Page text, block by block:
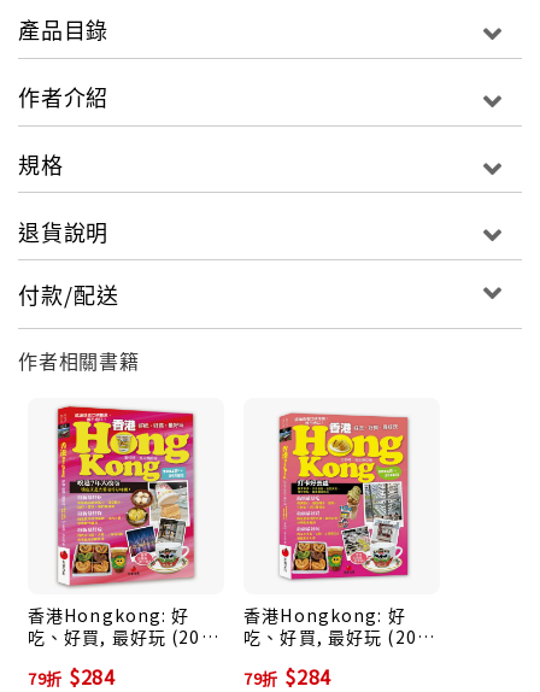
★香港茶餐廳必點美食
★這些飲茶點心超好吃，飲茶小常識
★只要半天的香港主題之旅
的血拼之旅，我足跡遍及九龍和港島商場；三十幾歲的
美食之旅，我以品嘗到各種小吃、甜點和飲茶為樂。原
來香港，它是一個能讓我輕鬆玩、隨意吃、開心買，在
各方面能得到滿足的好地方。
旅遊。原因在於辦理簽證手續方便、航程近，以及語言
通。所以，即使只有3天的空檔、外語不甚流利、害怕時
差擾人遊興，但只要是香港，都能盡情放鬆四處遊玩。
此外，我建議大家以自由行的方式前往，不論是迪士尼
樂園、文化藝術表演、賽馬活動、美食血拼之旅，都可
依自己的喜好，隨性安排停留時間，讓行程更自由。
這本書中介紹的餐廳、購物商場和遊樂區，有些是大排
長龍不可不去的名店（很多旅遊書都有寫了），但有些
產品目錄
作者介紹
規格
退貨說明
付款/配送
作者相關書籍
香港Hongkong: 好
吃、好買, 最好玩 (2024
79折 $284
香港Hongkong: 好
吃、好買, 最好玩 (2025
79折 $284